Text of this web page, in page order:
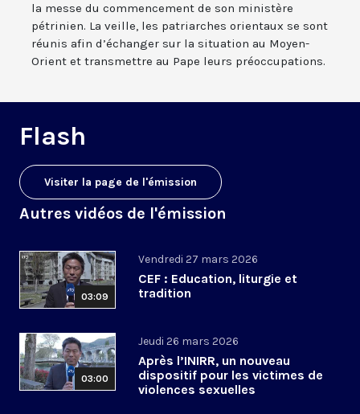
la messe du commencement de son ministère
pétrinien. La veille, les patriarches orientaux se sont
réunis afin d’échanger sur la situation au Moyen-
Orient et transmettre au Pape leurs préoccupations.
Flash
Visiter la page de l'émission
Autres vidéos de l'émission
03:09
Vendredi 27 mars 2026
CEF : Education, liturgie et
tradition
03:00
Jeudi 26 mars 2026
Après l’INIRR, un nouveau
dispositif pour les victimes de
violences sexuelles